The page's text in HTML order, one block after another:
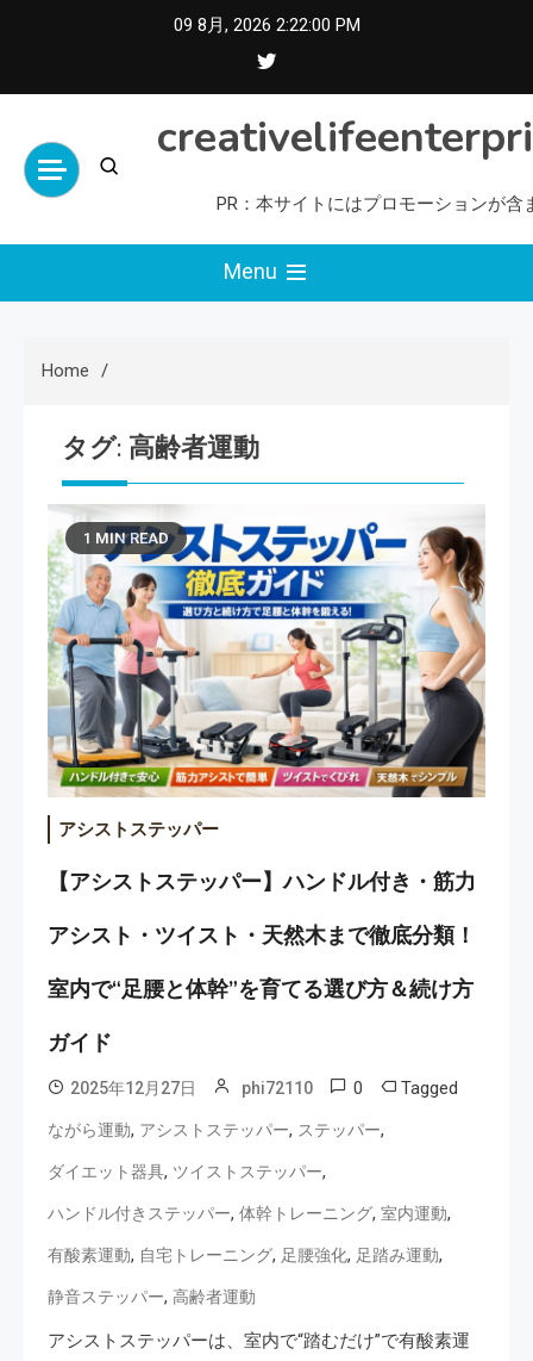
09 8月, 2026 2:22:01 PM
PR：本サイトにはプロモーションが含
Menu
Home
タグ: 高齢者運動
1 MIN READ
アシストステッパー
【アシストステッパー】ハンドル付き・筋力
アシスト・ツイスト・天然木まで徹底分類！
室内で“足腰と体幹”を育てる選び方＆続け方
ガイド
2025年12月27日 phi72110 0 Tagged
ながら運動, アシストステッパー, ステッパー,
ダイエット器具, ツイストステッパー,
ハンドル付きステッパー, 体幹トレーニング, 室内運動,
有酸素運動, 自宅トレーニング, 足腰強化, 足踏み運動,
静音ステッパー, 高齢者運動
アシストステッパーは、室内で“踏むだけ”で有酸素運